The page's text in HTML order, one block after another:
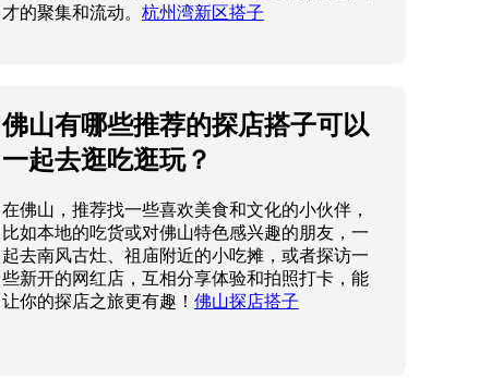
才的聚集和流动。 杭州湾新区搭子
佛山有哪些推荐的探店搭子可以
一起去逛吃逛玩？
在佛山，推荐找一些喜欢美食和文化的小伙伴，
比如本地的吃货或对佛山特色感兴趣的朋友，一
起去南风古灶、祖庙附近的小吃摊，或者探访一
些新开的网红店，互相分享体验和拍照打卡，能
让你的探店之旅更有趣！ 佛山探店搭子